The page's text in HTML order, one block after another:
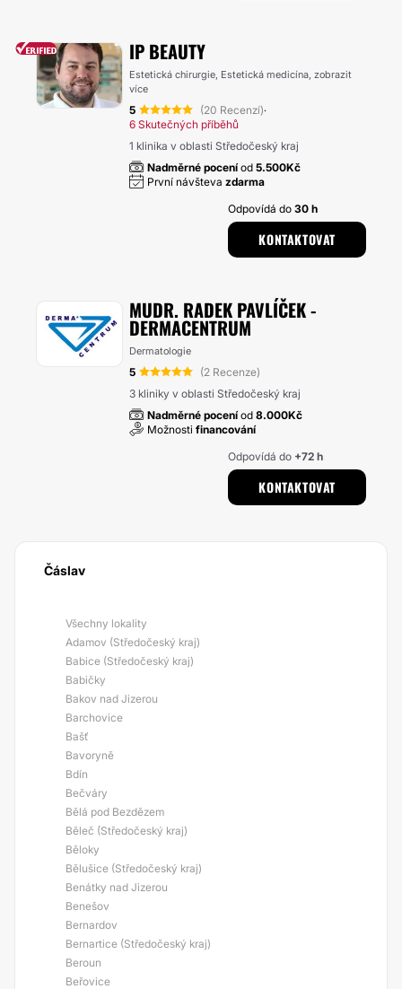
IP BEAUTY
Estetická chirurgie, Estetická medicína, zobrazit
více
5 (20 Recenzí)·
6 Skutečných příběhů
1 klinika v oblasti Středočeský kraj
Nadměrné poceníod 5.500Kč
První návšteva zdarma
Odpovídá do30 h
KONTAKTOVAT
MUDR. RADEK PAVLÍČEK -
DERMACENTRUM
Dermatologie
5
(2 Recenze)
3 kliniky v oblasti Středočeský kraj
Nadměrné poceníod 8.000Kč
Možnosti financování
Odpovídá do +72 h
KONTAKTOVAT
Čáslav
Všechny lokality
Adamov (Středočeský kraj)
Babice (Středočeský kraj)
Babičky
Bakov nad Jizerou
Barchovice
Bašť
Bavoryně
Bdín
Bečváry
Bělá pod Bezdězem
Běleč (Středočeský kraj)
Běloky
Bělušice (Středočeský kraj)
Benátky nad Jizerou
Benešov
Bernardov
Bernartice (Středočeský kraj)
Beroun
Beřovice